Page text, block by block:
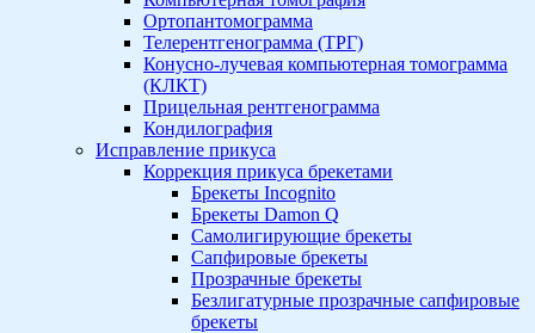
Ортопантомограмма
Телерентгенограмма (ТРГ)
Конусно-лучевая компьютерная томограмма
(КЛКТ)
Прицельная рентгенограмма
Кондилография
Исправление прикуса
Коррекция прикуса брекетами
Брекеты Incognito
Брекеты Damon Q
Самолигирующие брекеты
Сапфировые брекеты
Прозрачные брекеты
Безлигатурные прозрачные сапфировые
брекеты